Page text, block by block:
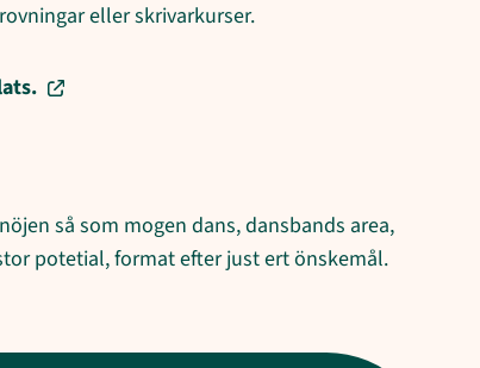
eller skrivarkurser.
så som mogen dans, dansbands area,
potetial, format efter just ert önskemål.